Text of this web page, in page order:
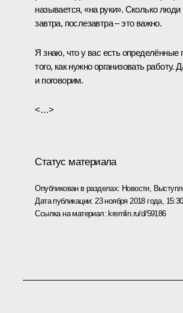
называется, «на руки». Сколько люди
завтра, послезавтра – это важно.
Я знаю, что у вас есть определённые
того, как нужно организовать работу.
и поговорим.
<…>
Статус материала
Опубликован в разделах: Новости,
Дата публикации: 23 ноября 2018 года, 15:30
Ссылка на материал: kremlin.ru/d/59186